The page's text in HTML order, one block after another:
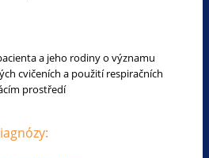
a jeho rodiny o významu
cvičeních a použití respiračních
prostředí